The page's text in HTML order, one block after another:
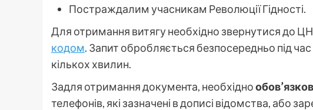
Постраждалим учасникам Революції Гідності.
Для отримання витягу необхідно звернутися до
кодом. Запит обробляється безпосередньо під час
кількох хвилин.
Задля отримання документа, необхідно
телефонів, які зазначені в дописі відомства, або